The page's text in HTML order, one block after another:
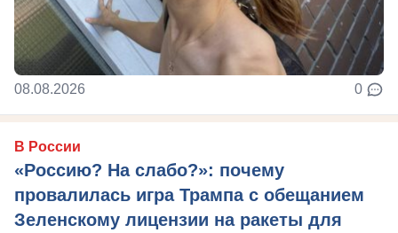
08.08.2026 0
В России
«Россию? На слабо?»: почему
провалилась игра Трампа с обещанием
Зеленскому лицензии на ракеты для